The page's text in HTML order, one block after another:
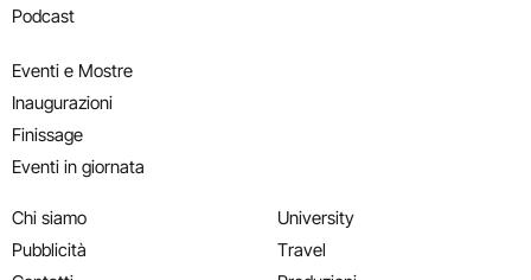
Podcast
Eventi e Mostre
Inaugurazioni
Finissage
Eventi in giornata
Chi siamo
Pubblicità
University
Travel